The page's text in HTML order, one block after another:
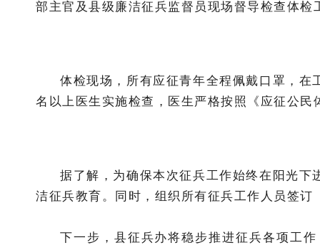
部主官及县级廉洁征兵监督员现场督导检查体检
体检现场，所有应征青年全程佩戴口罩，
名以上医生实施检查，医生严格按照《应征公
据了解，为确保本次征兵工作始终在阳光
洁征兵教育。同时，组织所有征兵工作人员签
下一步，县征兵办将稳步推进征兵各项工